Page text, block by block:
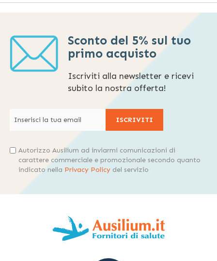
Sconto del 5% sul tuo
primo acquisto
Iscriviti alla newsletter e ricevi
subito la nostra offerta!
ISCRIVITI
Autorizzo Ausilium ad inviarmi comunicazioni di
carattere commerciale e promozionale secondo quanto
indicato nella Privacy Policy del servizio